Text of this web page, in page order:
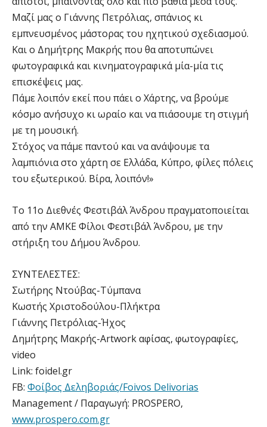
Μαζί μας ο Γιάννης Πετρόλιας, σπάνιος κι
εμπνευσμένος μάστορας του ηχητικού σχεδιασμού.
Και ο Δημήτρης Μακρής που θα αποτυπώνει
φωτογραφικά και κινηματογραφικά μία-μία τις
επισκέψεις μας.
Πάμε λοιπόν εκεί που πάει ο Χάρτης, να βρούμε
κόσμο ανήσυχο κι ωραίο και να πιάσουμε τη στιγμή
με τη μουσική.
Στόχος να πάμε παντού και να ανάψουμε τα
λαμπιόνια στο χάρτη σε Ελλάδα, Κύπρο, φίλες πόλεις
του εξωτερικού. Βίρα, λοιπόν!»
Το 11ο Διεθνές Φεστιβάλ Άνδρου πραγματοποιείται
από την ΑΜΚΕ Φίλοι Φεστιβάλ Άνδρου, με την
στήριξη του Δήμου Άνδρου.
ΣΥΝΤΕΛΕΣΤΕΣ:
Σωτήρης Ντούβας-Τύμπανα
Κωστής Χριστοδούλου-Πλήκτρα
Γιάννης Πετρόλιας-Ήχος
Δημήτρης Μακρής-Artwork αφίσας, φωτογραφίες,
video
Link: foidel.gr
FB: Φοίβος Δεληβοριάς/Foivos Delivorias
Management / Παραγωγή: PROSPERO,
www.prospero.com.gr